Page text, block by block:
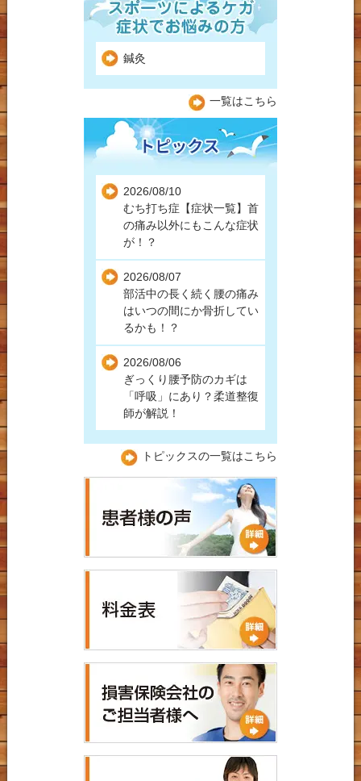
鍼灸
一覧はこちら
2026/08/10
むち打ち症【症状一覧】首
の痛み以外にもこんな症状
が！？
2026/08/07
部活中の長く続く腰の痛み
はいつの間にか骨折してい
るかも！？
2026/08/06
ぎっくり腰予防のカギは
「呼吸」にあり？柔道整復
師が解説！
トピックスの一覧はこちら